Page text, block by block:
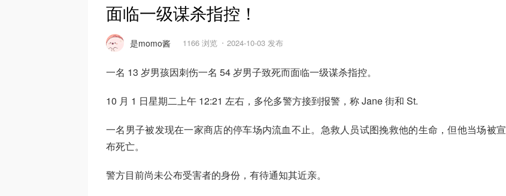
面临一级谋杀指控！
是momo酱 1166 浏览 2024-10-03 发布
一名 13 岁男孩因刺伤一名 54 岁男子致死而面临一级谋杀指控。
10 月 1 日星期二上午 12:21 左右，多伦多警方接到报警，称 Jane 街和 St.
一名男子被发现在一家商店的停车场内流血不止。急救人员试图挽救他的生命，但他当场被宣
布死亡。
警方目前尚未公布受害者的身份，有待通知其近亲。